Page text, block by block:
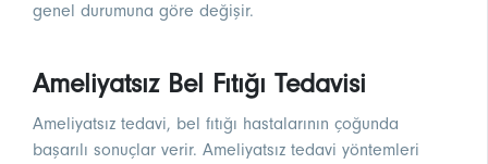
genel durumuna göre değişir.
Ameliyatsız Bel Fıtığı Tedavisi
Ameliyatsız tedavi, bel fıtığı hastalarının çoğunda
başarılı sonuçlar verir. Ameliyatsız tedavi yöntemleri